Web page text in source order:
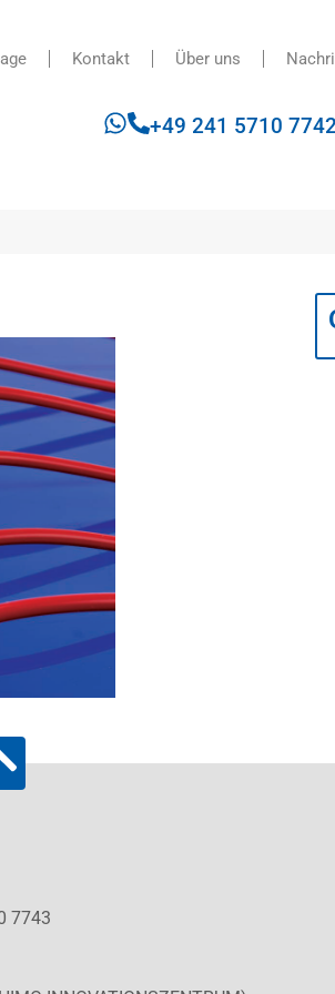
Kontakt Über uns
+49 241 5710 7742
7743